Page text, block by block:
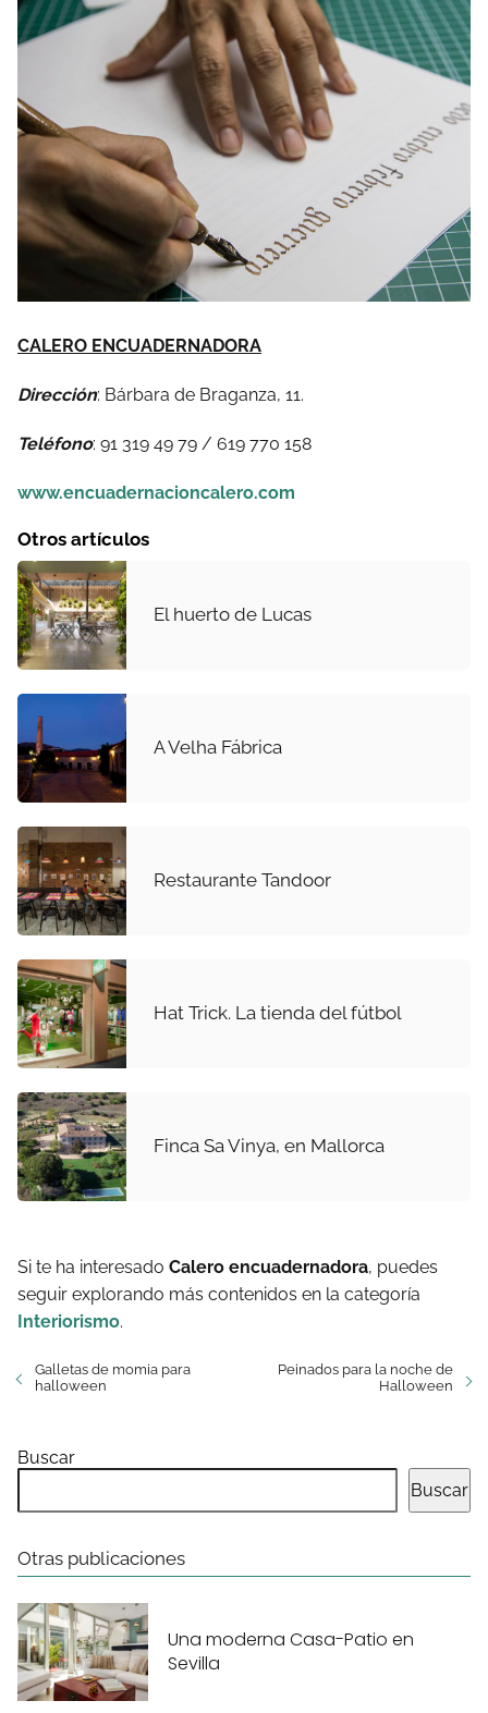
CALERO ENCUADERNADORA
Dirección: Bárbara de Braganza, 11.
Teléfono: 91 319 49 79 / 619 770 158
www.encuadernacioncalero.com
Otros artículos
El huerto de Lucas
A Velha Fábrica
Restaurante Tandoor
Hat Trick. La tienda del fútbol
Finca Sa Vinya, en Mallorca
Si te ha interesado Calero encuadernadora, puedes
seguir explorando más contenidos en la categoría
Interiorismo.
Galletas de momia para
halloween
Peinados para la noche de
Halloween
Buscar
Buscar
Otras publicaciones
Una moderna Casa-Patio en
Sevilla